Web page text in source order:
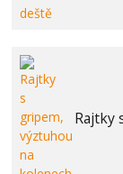
Rajtky